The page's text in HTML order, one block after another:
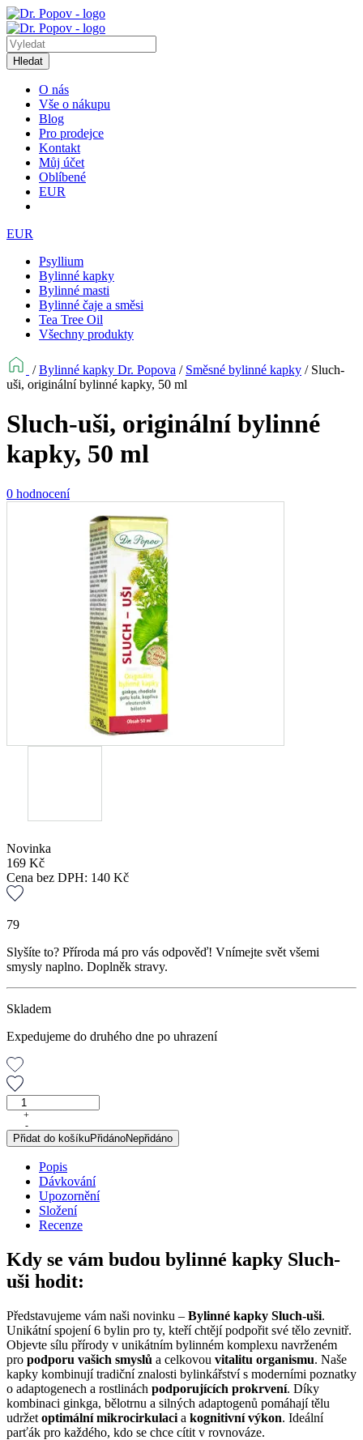
Hledat
O nás
Vše o nákupu
Blog
Pro prodejce
Kontakt
Můj účet
Oblíbené
EUR
EUR
Psyllium
Bylinné kapky
Bylinné masti
Bylinné čaje a směsi
Tea Tree Oil
Všechny produkty
/Bylinné kapky Dr. Popova / Směsné bylinné kapky / Sluch-
uši, originální bylinné kapky, 50 ml
Sluch-uši, originální bylinné
kapky, 50 ml
0 hodnocení
Novinka
169 Kč
Cena bez DPH: 140 Kč
79
Slyšíte to? Příroda má pro vás odpověď! Vnímejte svět všemi
smysly naplno. Doplněk stravy.
Skladem
Expedujeme do druhého dne po uhrazení
Sluch-
originální
bylinné
kapky,
množství
+
-
Přidat do košíkuPřidánoNepřidáno
Popis
Dávkování
Upozornění
Složení
Recenze
Kdy se vám budou bylinné kapky Sluch-
uši hodit:
Představujeme vám naši novinku – Bylinné kapky Sluch-uši.
Unikátní spojení 6 bylin pro ty, kteří chtějí podpořit své tělo zevnitř.
Objevte sílu přírody v unikátním bylinném komplexu navrženém
pro podporu vašich smyslů a celkovou vitalitu organismu. Naše
kapky kombinují tradiční znalosti bylinkářství s moderními poznatky
o adaptogenech a rostlinách podporujících prokrvení. Díky
kombinaci ginkga, bělotrnu a silných adaptogenů pomáhají tělu
udržet optimální mikrocirkulaci a kognitivní výkon. Ideální
parťák pro každého, kdo se chce cítit v rovnováze.